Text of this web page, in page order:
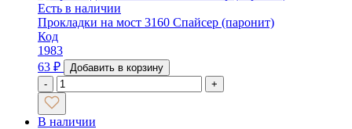
Есть в наличии
Прокладки на мост 3160 Спайсер (паронит)
Код
1983
63 ₽
Добавить в корзину
-
+
В наличии